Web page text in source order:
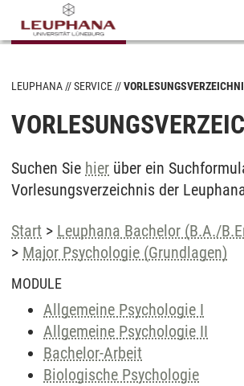
LEUPHANA SERVICE
Suchen Sie hier über ein
Vorlesungsverzeichnis der
Start > Leuphana Bachelor (B.A./
> Major Psychologie (Grundlagen)
MODULE
Allgemeine Psychologie I
Allgemeine Psychologie II
Bachelor-Arbeit
Biologische Psychologie